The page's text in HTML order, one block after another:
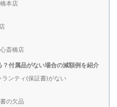
本店
斎橋店
？付属品がない場合の減額例を紹介
ランティ(保証書)がない
の欠品